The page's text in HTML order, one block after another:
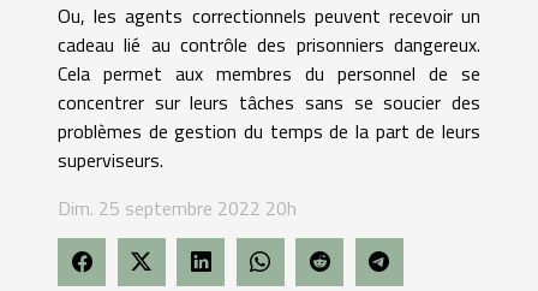
Ou, les agents correctionnels peuvent recevoir un
cadeau lié au contrôle des prisonniers dangereux.
Cela permet aux membres du personnel de se
concentrer sur leurs tâches sans se soucier des
problèmes de gestion du temps de la part de leurs
superviseurs.
Dim. 25 septembre 2022 20h